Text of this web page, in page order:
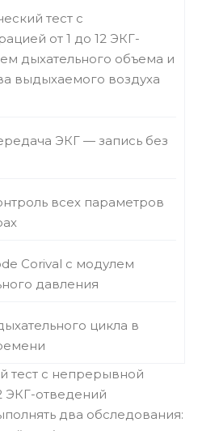
тест с
от 1 до 12 ЭКГ-
дыхательного объема и
выдыхаемого воздуха
ЭКГ — запись без
всех параметров
Corival с модулем
давления
цикла в
тест с непрерывной
ЭКГ-отведений
два обследования: